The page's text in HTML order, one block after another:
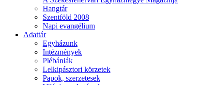
Hangtár
Szentföld 2008
Napi evangélium
Adattár
Egyházunk
Intézmények
Plébániák
Lelkipásztori körzetek
Papok, szerzetesek